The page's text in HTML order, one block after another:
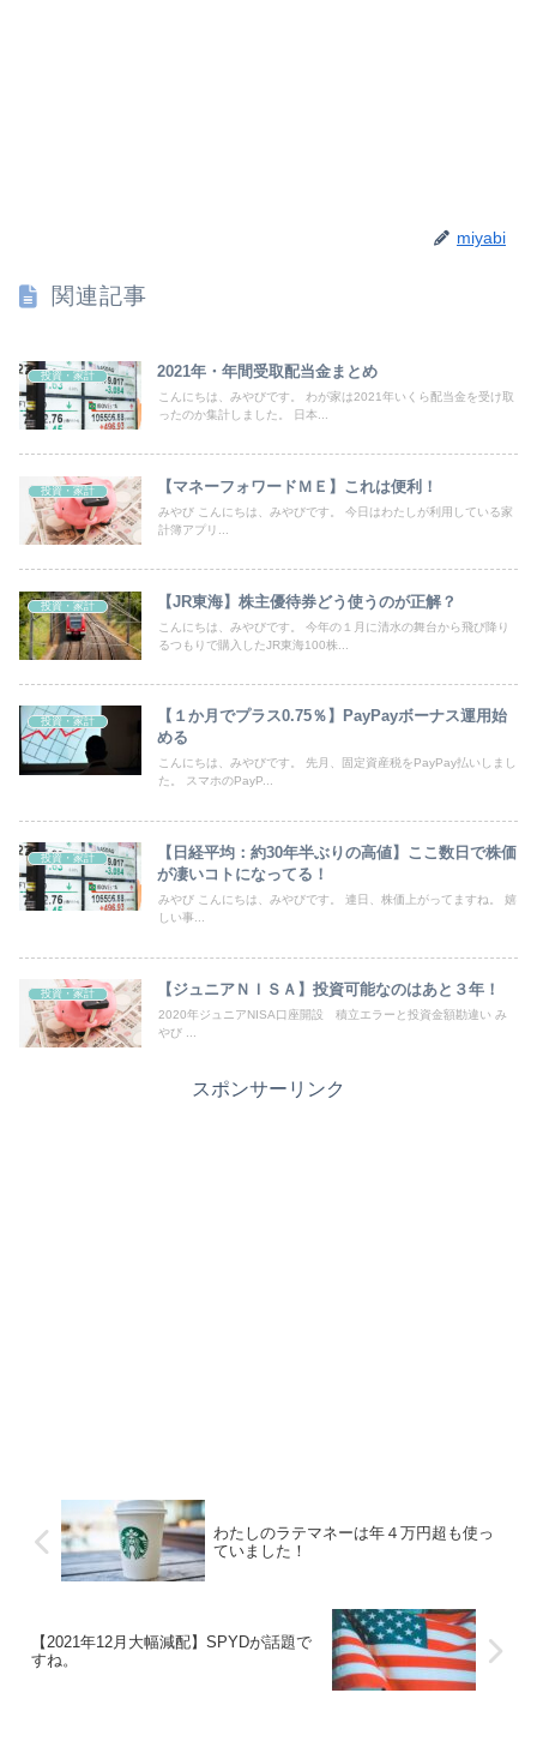
miyabi
関連記事
投資・家計 2021年・年間受取配当金まとめ
こんにちは、みやびです。 わが家は2021年いくら配当金を受け取
ったのか集計しました。 日本...
投資・家計 【マネーフォワードＭＥ】これは便利！
みやび こんにちは、みやびです。 今日はわたしが利用している家
計簿アプリ...
投資・家計 【JR東海】株主優待券どう使うのが正解？
こんにちは、みやびです。 今年の１月に清水の舞台から飛び降り
るつもりで購入したJR東海100株...
投資・家計
【１か月でプラス0.75％】PayPayボーナス運用始
める
こんにちは、みやびです。 先月、固定資産税をPayPay払いしまし
た。 スマホのPayP...
投資・家計
【日経平均：約30年半ぶりの高値】ここ数日で株価
が凄いコトになってる！
みやび こんにちは、みやびです。 連日、株価上がってますね。 嬉
しい事...
投資・家計 【ジュニアＮＩＳＡ】投資可能なのはあと３年！
2020年ジュニアNISA口座開設 積立エラーと投資金額勘違い み
やび ...
スポンサーリンク
わたしのラテマネーは年４万円超も使っ
ていました！
【2021年12月大幅減配】SPYDが話題で
すね。